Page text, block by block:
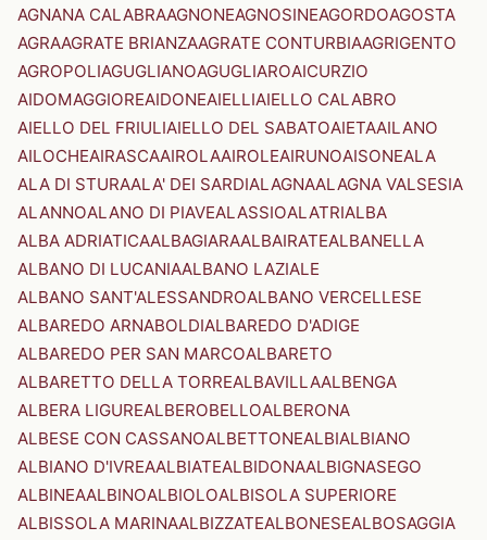
AGNANA CALABRAAGNONEAGNOSINEAGORDOAGOSTA
AGRAAGRATE BRIANZAAGRATE CONTURBIAAGRIGENTO
AGROPOLIAGUGLIANOAGUGLIAROAICURZIO
AIDOMAGGIOREAIDONEAIELLIAIELLO CALABRO
AIELLO DEL FRIULIAIELLO DEL SABATOAIETAAILANO
AILOCHEAIRASCAAIROLAAIROLEAIRUNOAISONEALA
ALA DI STURAALA' DEI SARDIALAGNAALAGNA VALSESIA
ALANNOALANO DI PIAVEALASSIOALATRIALBA
ALBA ADRIATICAALBAGIARAALBAIRATEALBANELLA
ALBANO DI LUCANIAALBANO LAZIALE
ALBANO SANT'ALESSANDROALBANO VERCELLESE
ALBAREDO ARNABOLDIALBAREDO D'ADIGE
ALBAREDO PER SAN MARCOALBARETO
ALBARETTO DELLA TORREALBAVILLAALBENGA
ALBERA LIGUREALBEROBELLOALBERONA
ALBESE CON CASSANOALBETTONEALBIALBIANO
ALBIANO D'IVREAALBIATEALBIDONAALBIGNASEGO
ALBINEAALBINOALBIOLOALBISOLA SUPERIORE
ALBISSOLA MARINAALBIZZATEALBONESEALBOSAGGIA